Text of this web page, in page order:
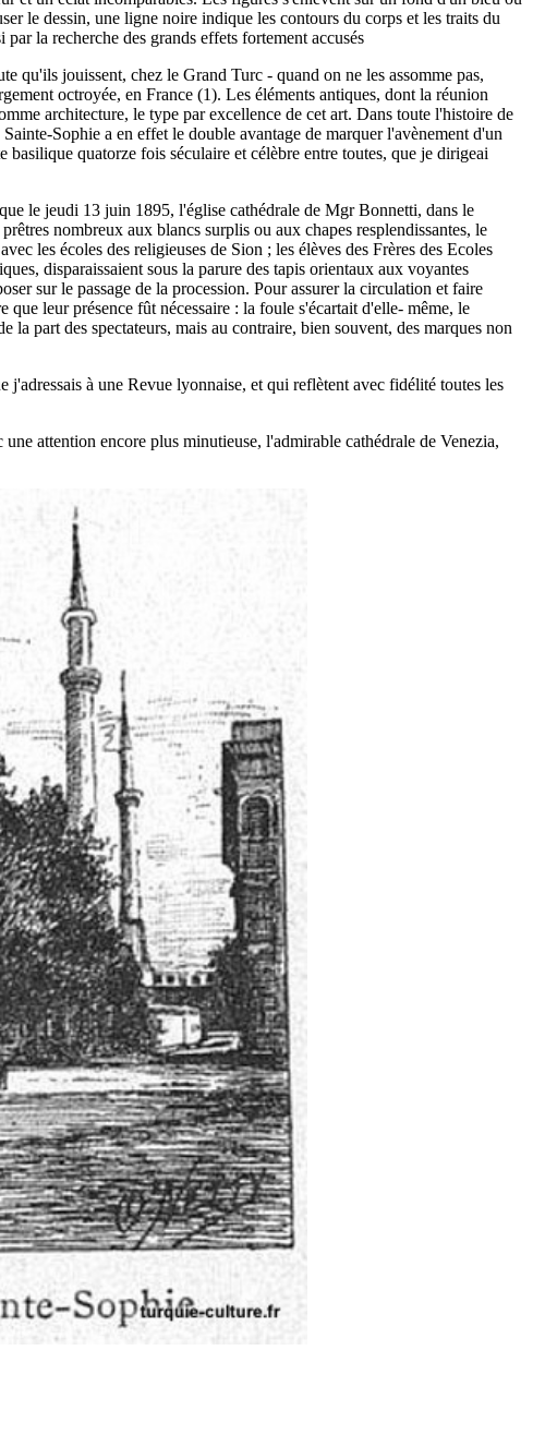
le dessin, une ligne noire indique les contours du corps et les traits du
la recherche des grands effets fortement accusés
qu'ils jouissent, chez le Grand Turc - quand on ne les assomme pas,
octroyée, en France (1). Les éléments antiques, dont la réunion
architecture, le type par excellence de cet art. Dans toute l'histoire de
Sophie a en effet le double avantage de marquer l'avènement d'un
quatorze fois séculaire et célèbre entre toutes, que je dirigeai
le jeudi 13 juin 1895, l'église cathédrale de Mgr Bonnetti, dans le
nombreux aux blancs surplis ou aux chapes resplendissantes, le
les écoles des religieuses de Sion ; les élèves des Frères des Ecoles
disparaissaient sous la parure des tapis orientaux aux voyantes
sur le passage de la procession. Pour assurer la circulation et faire
leur présence fût nécessaire : la foule s'écartait d'elle- même, le
part des spectateurs, mais au contraire, bien souvent, des marques non
j'adressais à une Revue lyonnaise, et qui reflètent avec fidélité toutes les
attention encore plus minutieuse, l'admirable cathédrale de Venezia,